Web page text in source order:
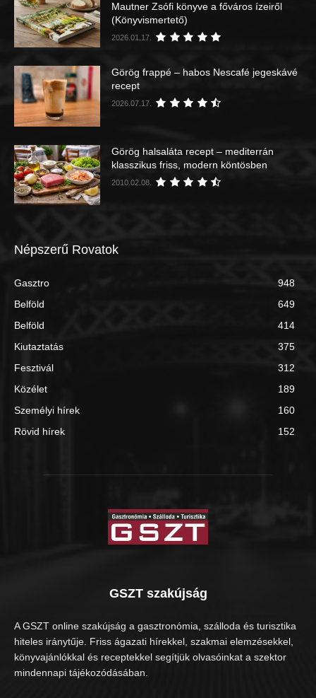
Mautner Zsófi könyve a főváros ízeiről
(Könyvismertető)
2026.01.17.
Görög frappé – habos Nescafé jegeskávé
recept
2026.07.17.
Görög halsaláta recept – mediterrán
klasszikus friss, modern köntösben
2010.02.08.
Népszerű Rovatok
Gasztro
948
Belföld
649
Belföld
414
Kiutaztatás
375
Fesztivál
312
Közélet
189
Személyi hírek
160
Rövid hírek
152
GSZT szakújság
A GSZT online szakújság a gasztronómia, szálloda és turisztika
hiteles iránytűje. Friss ágazati hírekkel, szakmai elemzésekkel,
könyvajánlókkal és receptekkel segítjük olvasóinkat a szektor
mindennapi tájékozódásában.